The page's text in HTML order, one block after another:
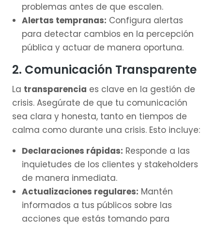
problemas antes de que escalen.
Alertas tempranas: Configura alertas
para detectar cambios en la percepción
pública y actuar de manera oportuna.
2. Comunicación Transparente
La transparencia es clave en la gestión de
crisis. Asegúrate de que tu comunicación
sea clara y honesta, tanto en tiempos de
calma como durante una crisis. Esto incluye:
Declaraciones rápidas: Responde a las
inquietudes de los clientes y stakeholders
de manera inmediata.
Actualizaciones regulares: Mantén
informados a tus públicos sobre las
acciones que estás tomando para